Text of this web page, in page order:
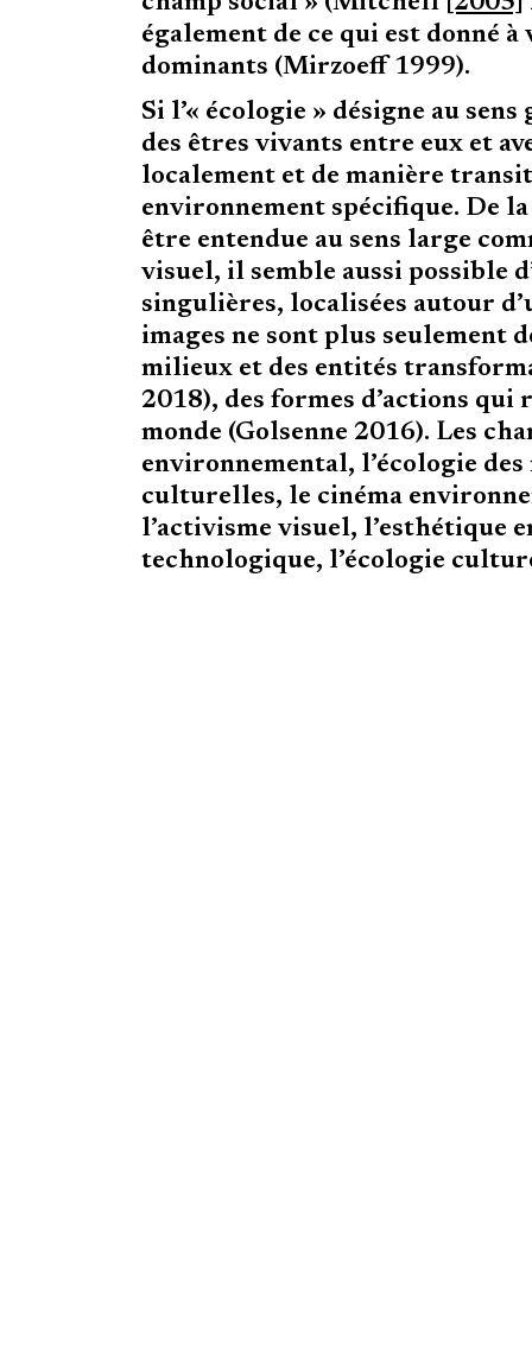
également de ce qui est donné
dominants (Mirzoeff 1999).
Si l’« écologie » désigne au
des êtres vivants entre eux et
localement et de manière
environnement spécifique. De
être entendue au sens large
visuel, il semble aussi possible
singulières, localisées autour
images ne sont plus seulement
milieux et des entités
2018), des formes d’actions
monde (Golsenne 2016). Les
environnemental, l’écologie des
culturelles, le cinéma
l’activisme visuel, l’esthétique
technologique, l’écologie